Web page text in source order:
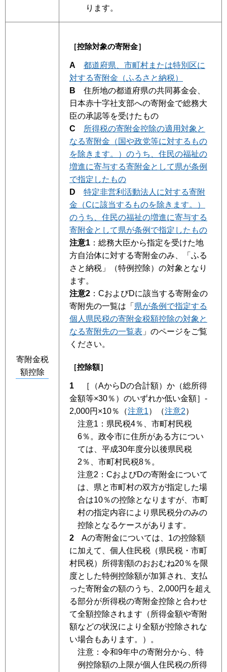
ります。
寄附金税
額控除
［控除対象の寄附金］
A
都道府県、市町村または特別区に
対する寄附金（ふるさと納税）
B 住所地の都道府県の共同募金会、
日本赤十字社支部への寄附金で総務大
臣の承認等を受けたもの
C
所得税の寄附金控除の適用対象と
なる寄附金（国や政党等に対するもの
を除きます。）のうち、住民の福祉の
増進に寄与する寄附金として県が条例
で指定したもの
D
特定非営利活動法人に対する寄附
金（Cに該当するものを除きます。）
のうち、住民の福祉の増進に寄与する
寄附金として県が条例で指定したもの
注意1 ：総務大臣から指定を受けた地
方自治体に対する寄附金のみ、「ふる
さと納税」（特例控除）の対象となり
ます。
注意2 ：CおよびDに該当する寄附金の
寄附先の一覧は「 県が条例で指定する
個人県民税の寄附金税額控除の対象と
なる寄附先の一覧表 」のページをご覧
ください。
［控除額］
1
［（AからDの合計額）か（総所得
金額等×30％）のいずれか低い金額］-
2,000円×10％（注意1）（注意2）
注意1 ：県民税4％、市町村民税
6％。政令市に住所がある方につい
ては、平成30年度分以後県民税
2％、市町村民税8％。
注意2 ：CおよびDの寄附金について
は、県と市町村の双方が指定した場
合は10％の控除となりますが、市町
村の指定内容により県民税分のみの
控除となるケースがあります。
2 Aの寄附金については、1の控除額
に加えて、個人住民税（県民税・市町
村民税）所得割額のおおむね20％を限
度とした特例控除額が加算され、支払
った寄附金の額のうち、2,000円を超え
る部分が所得税の寄附金控除と合わせ
て全額控除されます（所得金額や寄附
額などの状況により全額が控除されな
い場合もあります。）。
注意：令和9年中の寄附分から、特
例控除額の上限が個人住民税の所得